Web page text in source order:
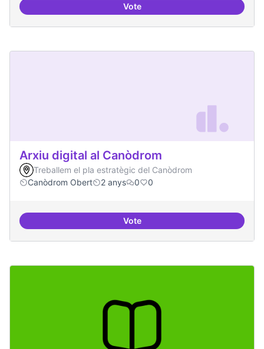
VotePrograma de seminari regular
Arxiu digital al Canòdrom
Treballem el pla estratègic del Canòdrom
Canòdrom Obert
2 anys 0 0
VoteArxiu digital al Canòdrom